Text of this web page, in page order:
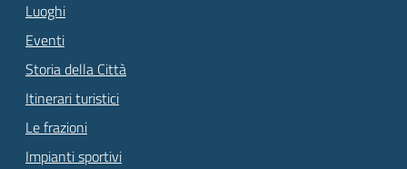
Luoghi
Eventi
Storia della Città
Itinerari turistici
Le frazioni
Impianti sportivi